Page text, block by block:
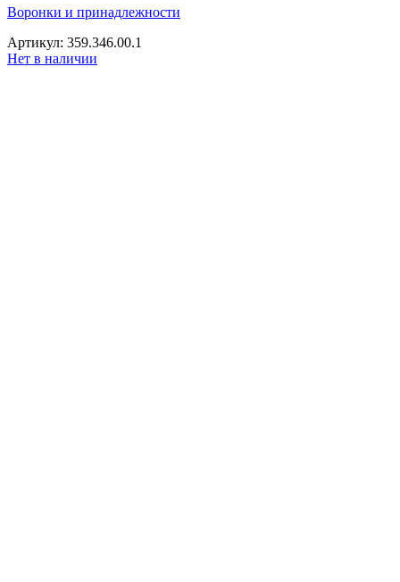
Воронки и принадлежности
Артикул: 359.346.00.1
Нет в наличии